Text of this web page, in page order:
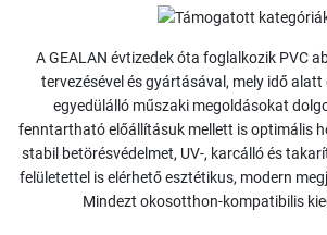
A GEALAN évtizedek óta foglalkozik PVC
tervezésével és gyártásával, mely idő
egyedülálló műszaki megoldásokat
fenntartható előállításuk mellett is optimális
stabil betörésvédelmet, UV-, karcálló és
felületettel is elérhető esztétikus, modern
Mindezt okosotthon-kompatibilis